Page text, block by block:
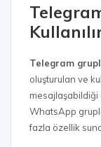
Telegram
oluşturulan ve
mesajlaşabildiği
WhatsApp
fazla özellik